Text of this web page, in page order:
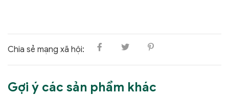
Chia sẻ mạng xã hội:
Gợi ý các sản phẩm khác